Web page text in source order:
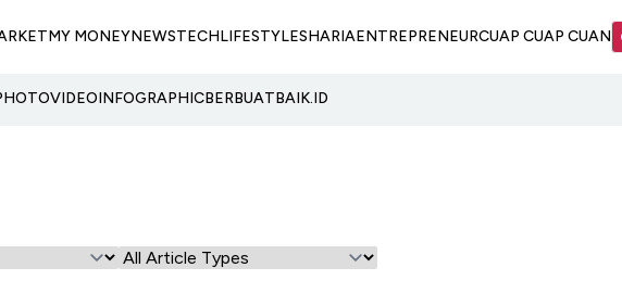
MY MONEYNEWSTECHLIFESTYLESHARIAENTREPRENEURCUAP CUAP CUAN
VIDEOINFOGRAPHICBERBUATBAIK.ID